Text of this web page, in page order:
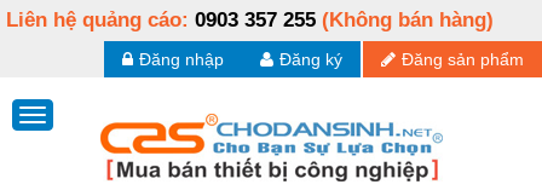
Liên hệ quảng cáo: 0903 357 255 (Không bán hàng)
Đăng sản phẩm
Đăng ký
Đăng nhập